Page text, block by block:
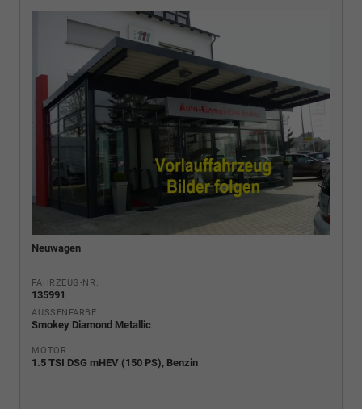
Neuwagen
FAHRZEUG-NR.
135991
AUSSENFARBE
Smokey Diamond Metallic
MOTOR
1.5 TSI DSG mHEV (150 PS), Benzin